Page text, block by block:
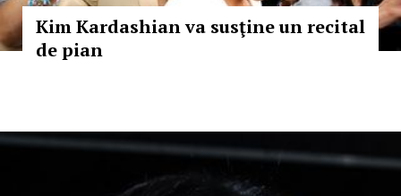
Kim Kardashian va susţine un recital
de pian